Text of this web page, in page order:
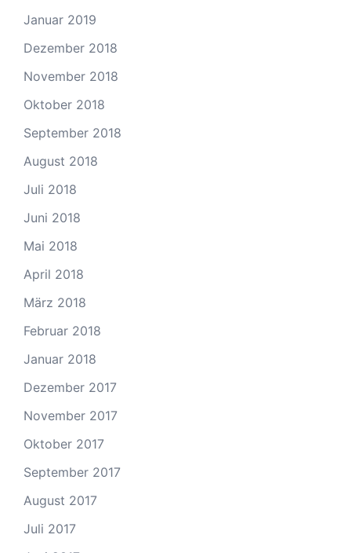
Januar 2019
Dezember 2018
November 2018
Oktober 2018
September 2018
August 2018
Juli 2018
Juni 2018
Mai 2018
April 2018
März 2018
Februar 2018
Januar 2018
Dezember 2017
November 2017
Oktober 2017
September 2017
August 2017
Juli 2017